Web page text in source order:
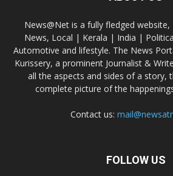
News@Net is a fully fledged
News, Local | Kerala | India |
Automotive and lifestyle. The News
Kurissery, a prominent Journalist &
all the aspects and sides of a story,
complete picture of the
Contact us:
FOLLOW US